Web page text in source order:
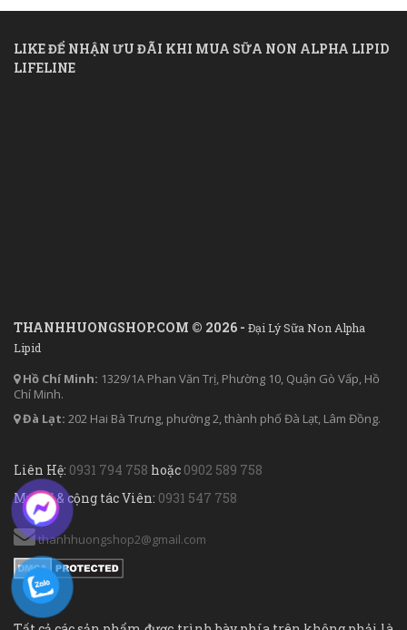
LIKE ĐỂ NHẬN ƯU ĐÃI KHI MUA SỮA NON ALPHA LIPID
LIFELINE
THANHHUONGSHOP.COM © 2026 - Đại Lý Sữa Non Alpha
Lipid
Hồ Chí Minh: 1329/1A Phan Văn Trị, Phường 10, Quận Gò Vấp, Hồ
Chí Minh.
Đà Lạt: 202 Hai Bà Trưng, phường 2, thành phố Đà Lạt, Lâm Đồng.
Liên Hệ: 0931 794 758 hoặc 0902 589 758
Mua sỉ & cộng tác Viên: 0931 547 758
thanhhuongshop2@gmail.com